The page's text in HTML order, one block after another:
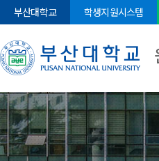
부산대학교 학생지원시스템